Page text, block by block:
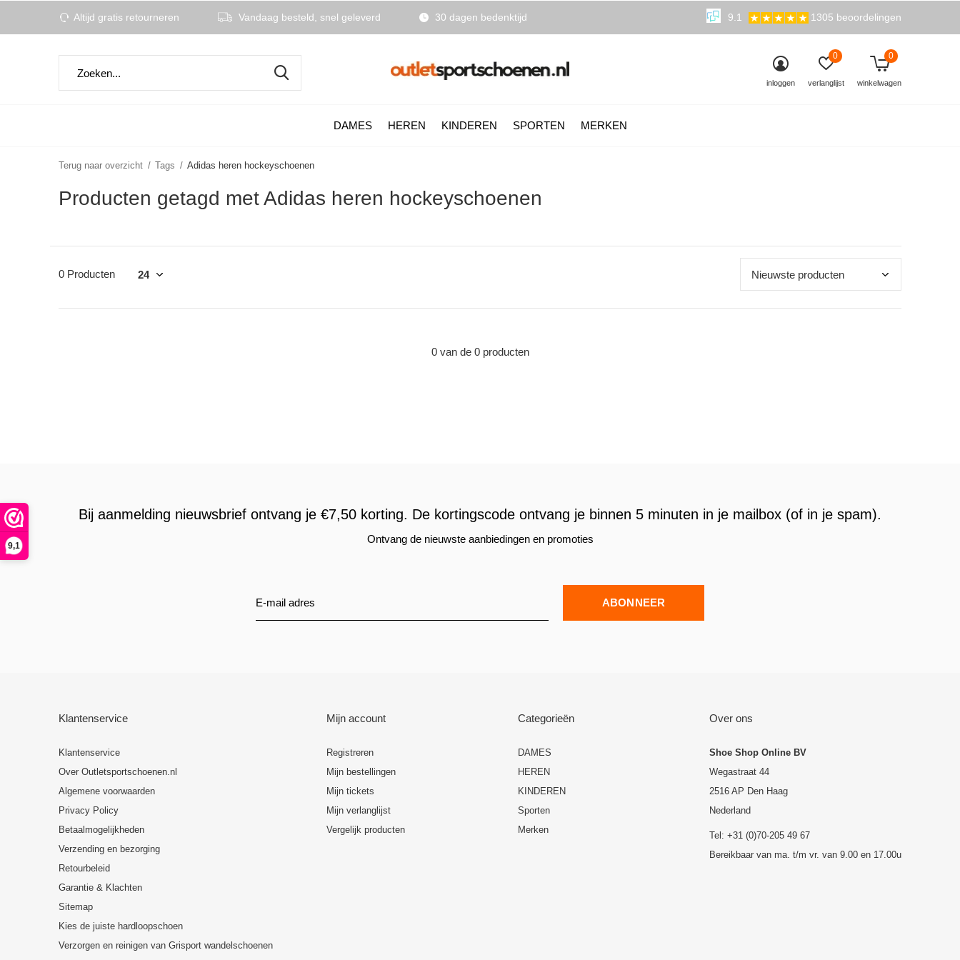
9,1
DAMES HEREN KINDEREN SPORTEN MERKEN
inloggen verlanglijst
0
winkelwagen
0
Altijd gratis retourneren Vandaag besteld, snel geleverd 30 dagen bedenktijd 9.1 1305 beoordelingen
Terug naar overzicht Tags Adidas heren hockeyschoenen
Producten getagd met Adidas heren hockeyschoenen
0 Producten
0 van de 0 producten
Bij aanmelding nieuwsbrief ontvang je €7,50 korting. De kortingscode ontvang je binnen 5 minuten in je mailbox (of in je spam).
Ontvang de nieuwste aanbiedingen en promoties
ABONNEER
Klantenservice
Klantenservice
Over Outletsportschoenen.nl
Algemene voorwaarden
Privacy Policy
Betaalmogelijkheden
Verzending en bezorging
Retourbeleid
Garantie & Klachten
Sitemap
Kies de juiste hardloopschoen
Verzorgen en reinigen van Grisport wandelschoenen
Mijn account
Registreren
Mijn bestellingen
Mijn tickets
Mijn verlanglijst
Vergelijk producten
Categorieën
DAMES
HEREN
KINDEREN
Sporten
Merken
Over ons
Shoe Shop Online BV
Wegastraat 44
2516 AP Den Haag
Nederland
Tel: +31 (0)70-205 49 67
Bereikbaar van ma. t/m vr. van 9.00 en 17.00u